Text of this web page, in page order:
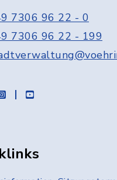
7306 96 22 - 0
7306 96 22 - 199
instagramyoutube